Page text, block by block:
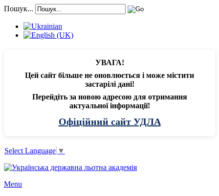
Пошук...
УВАГА!
Цей сайт більше не оновлюється і може містити
застарілі дані!
Перейдіть за новою адресою для отримання
актуальної інформації!
Офіційний сайт УДЛА
Select Language ▼
Menu